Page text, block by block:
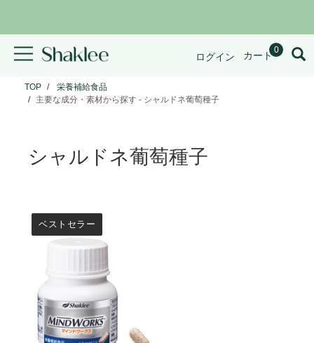
ログイン カート0
TOP
栄養補給食品
主要な成分・素材から探す - シャルドネ葡萄種子
シャルドネ葡萄種子
マ
イ
ド
ワ
ー
ク
ス
＊
ベストセラー